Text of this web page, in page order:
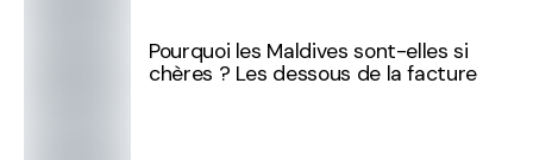
Pourquoi les Maldives sont-elles si
chères ? Les dessous de la facture